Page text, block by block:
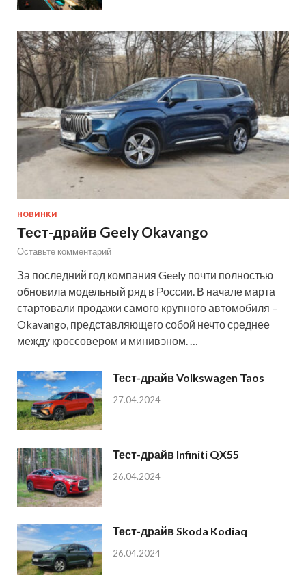
НОВИНКИ
Тест-драйв Geely Okavango
Оставьте комментарий
За последний год компания Geely почти полностью
обновила модельный ряд в России. В начале марта
стартовали продажи самого крупного автомобиля –
Okavango, представляющего собой нечто среднее
между кроссовером и минивэном. …
Тест-драйв Volkswagen Taos
27.04.2024
Тест-драйв Infiniti QX55
26.04.2024
Тест-драйв Skoda Kodiaq
26.04.2024